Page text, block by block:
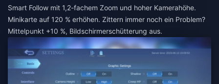
Smart Follow mit 1,2-fachem Zoom und hoher Kamerahöhe.
Minikarte auf 120 % erhöhen. Zittern immer noch ein Problem?
Mittelpunkt +10 %, Bildschirmerschütterung aus.